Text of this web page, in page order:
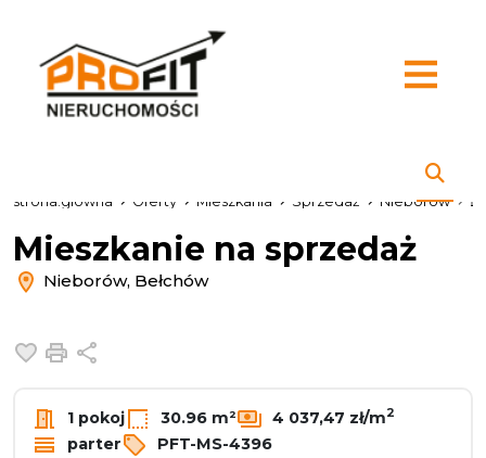
strona.glowna Oferty Mieszkania Sprzedaż Nieborów
Mieszkanie na sprzedaż
Nieborów, Bełchów
Dodaj do ulubionych
Drukuj
1 pokoj 30.96 m² 4 037,47 zł/m2
parter
PFT-MS-4396